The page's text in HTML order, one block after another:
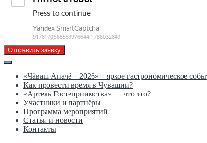
Отправить заявку
«Чăваш Апачĕ – 2026» – яркое гастрономическое
Как провести время в Чувашии?
«Артель Гостеприимства» — что это?
Участники и партнёры
Программа мероприятий
Статьи и новости
Контакты